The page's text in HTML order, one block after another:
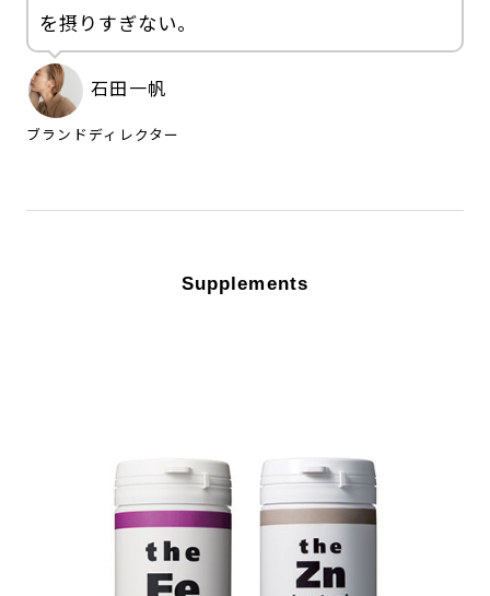
を摂りすぎない。
石田一帆
ブランドディレクター
Supplements